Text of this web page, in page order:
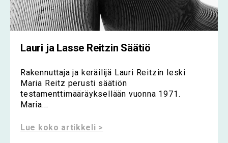
Lauri ja Lasse Reitzin Säätiö
Rakennuttaja ja keräilijä Lauri Reitzin leski
Maria Reitz perusti säätiön
testamenttimääräyksellään vuonna 1971.
Maria...
Lue koko artikkeli >